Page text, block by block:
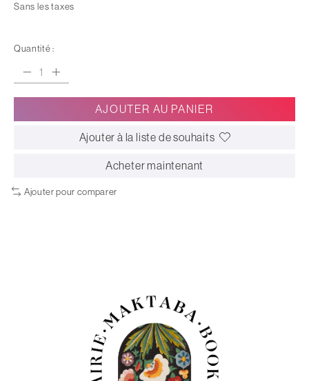
Sans les taxes
Quantité :
AJOUTER AU PANIER
Ajouter à la liste de souhaits
Acheter maintenant
Ajouter pour comparer